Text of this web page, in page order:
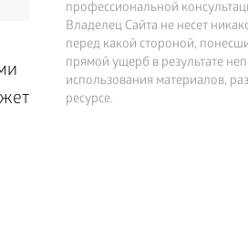
профессиональной
Владелец Сайта не несет
перед какой стороной,
прямой ущерб в результате
использования материалов,
ресурсе.